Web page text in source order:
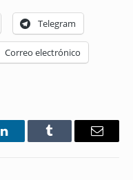
Telegram
Correo electrónico
LinkedInTumblr Email